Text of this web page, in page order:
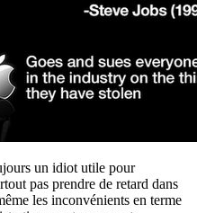
un idiot utile pour
pas prendre de retard dans
les inconvénients en terme